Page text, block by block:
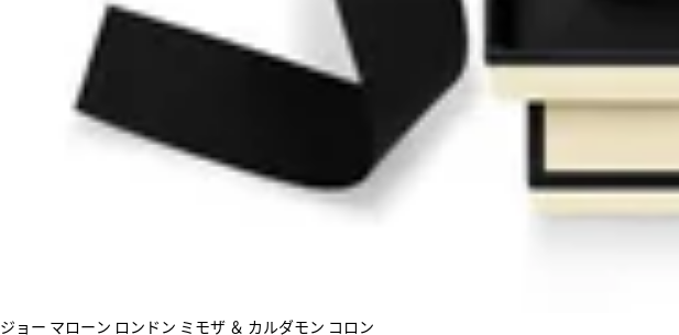
ジョー マローン ロンドン ミモザ ＆ カルダモン コロン